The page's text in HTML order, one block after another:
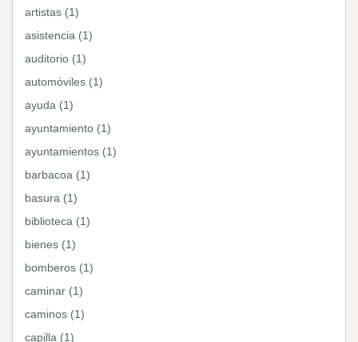
artistas (1)
asistencia (1)
auditorio (1)
automóviles (1)
ayuda (1)
ayuntamiento (1)
ayuntamientos (1)
barbacoa (1)
basura (1)
biblioteca (1)
bienes (1)
bomberos (1)
caminar (1)
caminos (1)
capilla (1)